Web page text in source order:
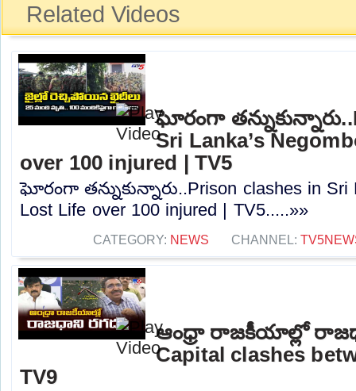
Related Videos
ఘోరంగా
Sri Lanka’s
over 100 injured | TV5
ఘోరంగా తన్నుకున్నారు..Prison clashes in Sri
Lost Life over 100 injured | TV5.....»»
CATEGORY: NEWS CHANNEL:
ఆంధ్రా రాజకీయాల్లో
Capital clashes
TV9